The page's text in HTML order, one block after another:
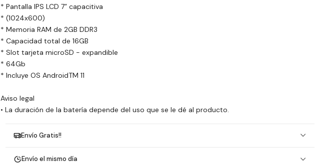
* Pantalla IPS LCD 7” capacitiva
* (1024x600)
* Memoria RAM de 2GB DDR3
* Capacidad total de 16GB
* Slot tarjeta microSD - expandible
* 64Gb
* Incluye OS AndroidTM 11
Aviso legal
• La duración de la batería depende del uso que se le dé al producto.
Envío Gratis!!
Envío el mismo día